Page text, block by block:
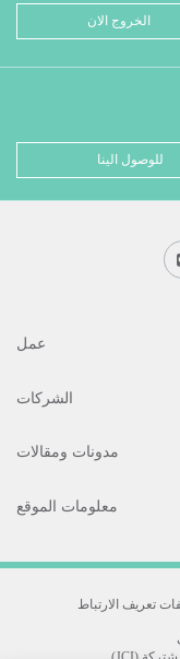
الخروج الان
للوصول الينا
عمل
الشركات
مدونات ومقالات
معلومات الموقع
تعريف الارتباط